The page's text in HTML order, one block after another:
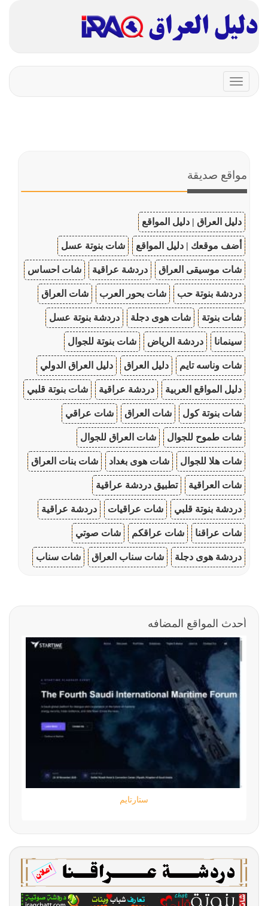
Toggle
navigation
مواقع صديقة
دليل العراق | دليل المواقع
أضف موقعك | دليل المواقع شات بنوتة عسل
شات موسيقى العراق دردشة عراقية شات احساس
دردشة بنوتة حب شات بحور العرب شات العراق
شات بنوتة شات هوى دجلة دردشة بنوتة عسل
سينمانا دردشة الرياض شات بنوتة للجوال
شات وناسه تايم دليل العراق دليل العراق الدولي
دليل المواقع العربية دردشة عراقية شات بنوتة قلبي
شات بنوتة كول شات العراق شات عراقي
شات طموح للجوال شات العراق للجوال
شات هلا للجوال شات هوى بغداد شات بنات العراق
شات العراقية تطبيق دردشة عراقية
دردشة بنوتة قلبي شات عراقيات دردشة عراقية
شات عراقنا شات عراقكم شات صوتي
دردشة هوى دجلة شات سناب العراق شات سناب
أحدث المواقع المضافه
ستارتايم